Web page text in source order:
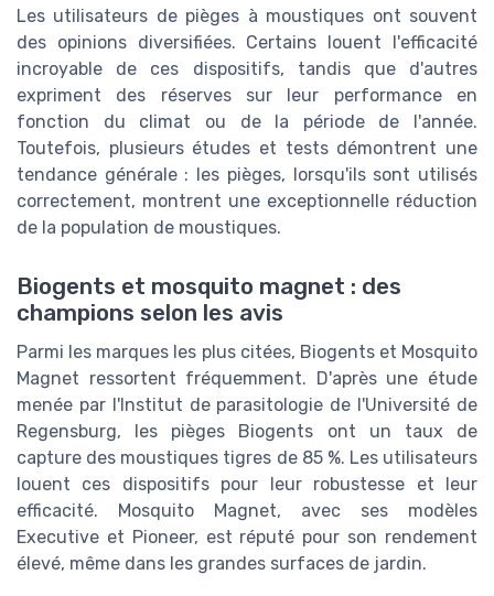
Les utilisateurs de pièges à moustiques ont souvent
des opinions diversifiées. Certains louent l'efficacité
incroyable de ces dispositifs, tandis que d'autres
expriment des réserves sur leur performance en
fonction du climat ou de la période de l'année.
Toutefois, plusieurs études et tests démontrent une
tendance générale : les pièges, lorsqu'ils sont utilisés
correctement, montrent une exceptionnelle réduction
de la population de moustiques.
Biogents et mosquito magnet : des
champions selon les avis
Parmi les marques les plus citées, Biogents et Mosquito
Magnet ressortent fréquemment. D'après une étude
menée par l'Institut de parasitologie de l'Université de
Regensburg, les pièges Biogents ont un taux de
capture des moustiques tigres de 85 %. Les utilisateurs
louent ces dispositifs pour leur robustesse et leur
efficacité. Mosquito Magnet, avec ses modèles
Executive et Pioneer, est réputé pour son rendement
élevé, même dans les grandes surfaces de jardin.